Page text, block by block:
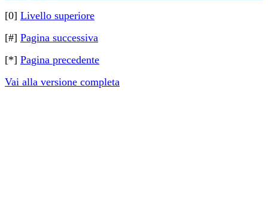
[0] Livello superiore
[#] Pagina successiva
[*] Pagina precedente
Vai alla versione completa